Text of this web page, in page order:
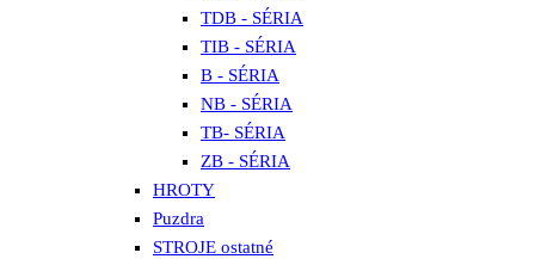
TDB - SÉRIA
TIB - SÉRIA
B - SÉRIA
NB - SÉRIA
TB- SÉRIA
ZB - SÉRIA
HROTY
Puzdra
STROJE ostatné